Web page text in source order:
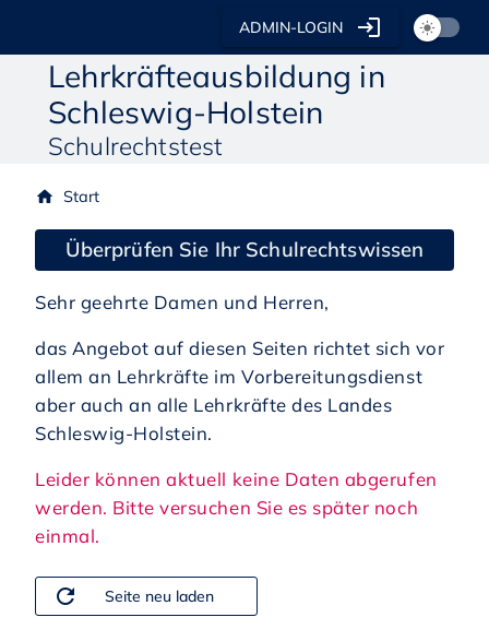
ADMIN-LOGIN login light_mode
Lehrkräfteausbildung in
Schleswig-Holstein
Schulrechtstest
home Start
Überprüfen Sie Ihr Schulrechtswissen
Sehr geehrte Damen und Herren,
das Angebot auf diesen Seiten richtet sich vor
allem an Lehrkräfte im Vorbereitungsdienst
aber auch an alle Lehrkräfte des Landes
Schleswig-Holstein.
Leider können aktuell keine Daten abgerufen
werden. Bitte versuchen Sie es später noch
einmal.
refresh Seite neu laden